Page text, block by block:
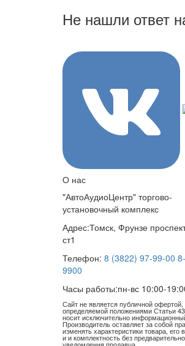
Не нашли ответ
О нас
"АвтоАудиоЦентр" торгово-
установочный комплекс
Адрес:Томск, Фрунзе
ст1
Телефон: 8 (3822) 97-99-00
9900
Часы работы:пн-вс 10:00-
Сайт не является публичной офертой,
определяемой положениями Статьи
носит исключительно
Производитель оставляет за собой
изменять характеристики товара, его
и и комплектность без